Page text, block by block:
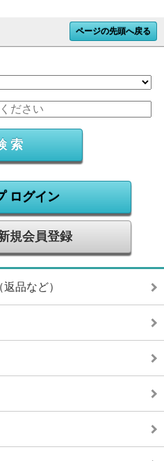
ページの先頭へ戻る
ログイン
規会員登録
品など）